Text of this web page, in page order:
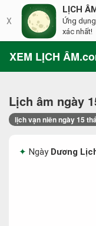
XEM LỊCH
Lịch âm ngày
lịch vạn niên ngày 15
Ngày Dương
X
LỊCH
Ứng
xác nhất!